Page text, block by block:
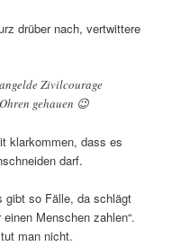
drüber nach, vertwittere
Zivilcourage
gehauen 😉
klarkommen, dass es
darf.
gibt so Fälle, da schlägt
Menschen zahlen“.
man nicht.